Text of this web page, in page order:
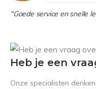
“Goede service en snelle
Heb je een
Onze specialisten